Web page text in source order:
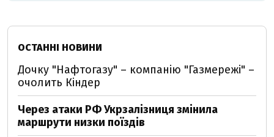
ОСТАННІ НОВИНИ
Дочку "Нафтогазу" – компанію "Газмережі" –
очолить Кіндер
Через атаки РФ Укрзалізниця змінила
маршрути низки поїздів